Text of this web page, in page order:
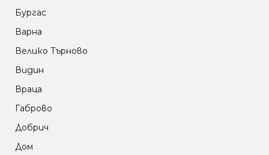
Бургас
Варна
Велико Търново
Видин
Враца
Габрово
Добрич
Дом